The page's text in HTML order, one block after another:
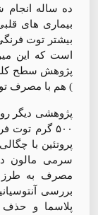
ده ساله
بیماری های
است که این
) هم با مصرف
پژوهشی دیگر
پروتئین با
سرمی مالون
مصرف به طرز
بررسی
پلاسما و حذف